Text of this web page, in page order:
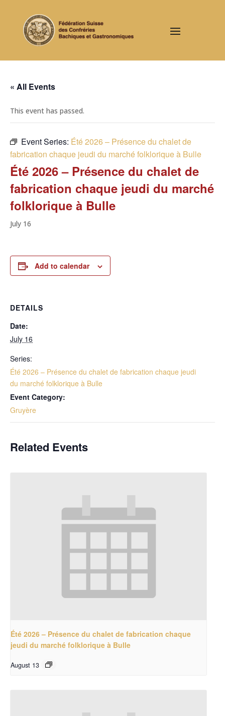
« All Events
This event has passed.
Event Series: Été 2026 – Présence du chalet de
fabrication chaque jeudi du marché folklorique à Bulle
Été 2026 – Présence du chalet de
fabrication chaque jeudi du marché
folklorique à Bulle
July 16
Add to calendar
DETAILS
Date:
July 16
Series:
Été 2026 – Présence du chalet de fabrication chaque jeudi
du marché folklorique à Bulle
Event Category:
Gruyère
Related Events
Été 2026 – Présence du chalet de fabrication chaque
jeudi du marché folklorique à Bulle
August 13